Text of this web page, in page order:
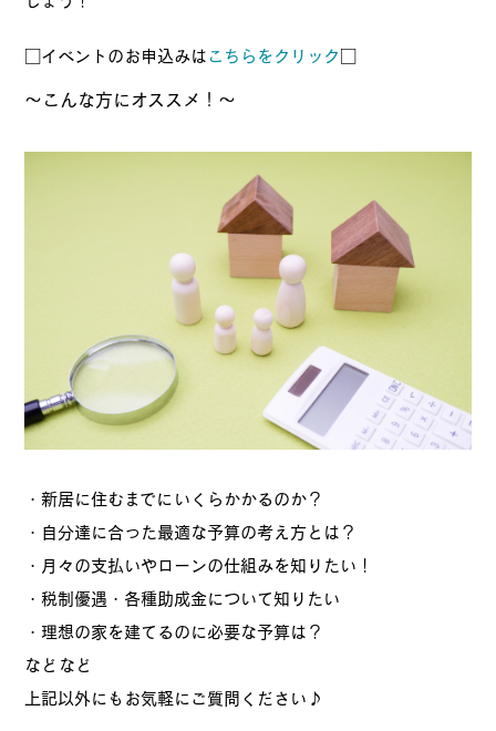
□イベントのお申込みは こちらをクリック
～こんな方にオススメ！～
・新居に住むまでにいくらかかるのか？
・自分達に合った最適な予算の考え方とは？
・月々の支払いやローンの仕組みを知りたい！
・税制優遇・各種助成金について知りたい
・理想の家を建てるのに必要な予算は？
などなど
上記以外にもお気軽にご質問ください♪